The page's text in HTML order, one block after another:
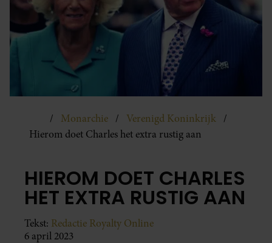
Monarchie
Verenigd Koninkrijk
Hierom doet Charles het extra rustig aan
HIEROM DOET CHARLES
HET EXTRA RUSTIG AAN
Tekst: Redactie Royalty Online
6 april 2023